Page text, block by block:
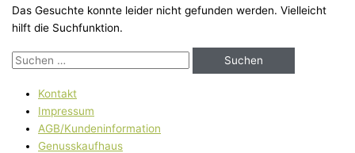
Das Gesuchte konnte leider nicht gefunden werden. Vielleicht
hilft die Suchfunktion.
Kontakt
Impressum
AGB/Kundeninformation
Genusskaufhaus